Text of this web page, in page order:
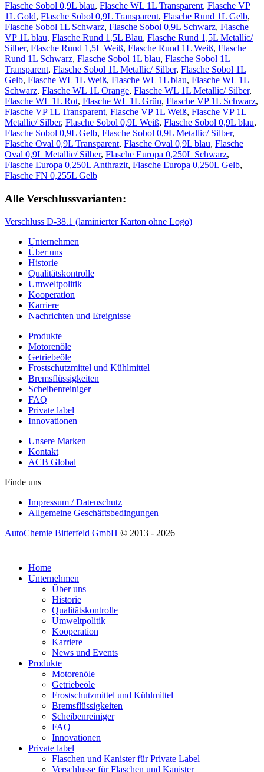
Flasche Sobol 0,9L blau, Flasche WL 1L Transparent, Flasche VP
1L Gold, Flasche Sobol 0,9L Transparent, Flasche Rund 1L Gelb,
Flasche Sobol 1L Schwarz, Flasche Sobol 0,9L Schwarz, Flasche
VP 1L blau, Flasche Rund 1,5L Blau, Flasche Rund 1,5L Metallic/
Silber, Flasche Rund 1,5L Weiß, Flasche Rund 1L Weiß, Flasche
Rund 1L Schwarz, Flasche Sobol 1L blau, Flasche Sobol 1L
Transparent, Flasche Sobol 1L Metallic/ Silber, Flasche Sobol 1L
Gelb, Flasche WL 1L Weiß, Flasche WL 1L blau, Flasche WL 1L
Schwarz, Flasche WL 1L Orange, Flasche WL 1L Metallic/ Silber,
Flasche WL 1L Rot, Flasche WL 1L Grün, Flasche VP 1L Schwarz,
Flasche VP 1L Transparent, Flasche VP 1L Weiß, Flasche VP 1L
Metallic/ Silber, Flasche Sobol 0,9L Weiß, Flasche Sobol 0,9L blau,
Flasche Sobol 0,9L Gelb, Flasche Sobol 0,9L Metallic/ Silber,
Flasche Oval 0,9L Transparent, Flasche Oval 0,9L blau, Flasche
Oval 0,9L Metallic/ Silber, Flasche Europa 0,250L Schwarz,
Flasche Europa 0,250L Anthrazit, Flasche Europa 0,250L Gelb,
Flasche FN 0,255L Gelb
Alle Verschlussvarianten:
Verschluss D-38.1 (laminierter Karton ohne Logo)
Unternehmen
Über uns
Historie
Qualitätskontrolle
Umweltpolitik
Kooperation
Karriere
Nachrichten und Ereignisse
Produkte
Motorenöle
Getriebeöle
Frostschutzmittel und Kühlmittel
Bremsflüssigkeiten
Scheibenreiniger
FAQ
Private label
Innovationen
Unsere Marken
Kontakt
ACB Global
Finde uns
Impressum / Datenschutz
Allgemeine Geschäftsbedingungen
AutoChemie Bitterfeld GmbH © 2013 - 2026
Home
Unternehmen
Über uns
Historie
Qualitätskontrolle
Umweltpolitik
Kooperation
Karriere
News und Events
Produkte
Motorenöle
Getriebeöle
Frostschutzmittel und Kühlmittel
Bremsflüssigkeiten
Scheibenreiniger
FAQ
Innovationen
Private label
Flaschen und Kanister für Private Label
Verschlusse für Flaschen und Kanister